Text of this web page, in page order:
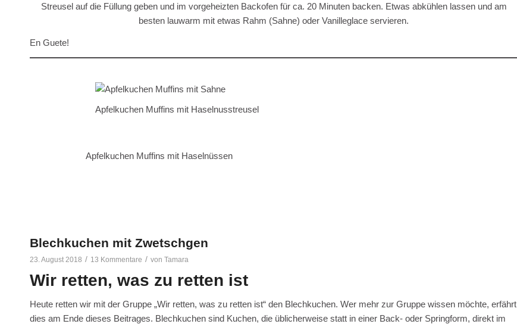
Streusel auf die Füllung geben und im vorgeheizten Backofen für ca. 20 Minuten backen. Etwas abkühlen lassen und am
besten lauwarm mit etwas Rahm (Sahne) oder Vanilleglace servieren.
En Guete!
Apfelkuchen Muffins mit Haselnusstreusel
Apfelkuchen Muffins mit Haselnüssen
Blechkuchen mit Zwetschgen
23. August 2018 / 13 Kommentare / von Tamara
Wir retten, was zu retten ist
Heute retten wir mit der Gruppe „Wir retten, was zu retten ist“ den Blechkuchen. Wer mehr zur Gruppe wissen möchte, erfährt
dies am Ende dieses Beitrages. Blechkuchen sind Kuchen, die üblicherweise statt in einer Back- oder Springform, direkt im